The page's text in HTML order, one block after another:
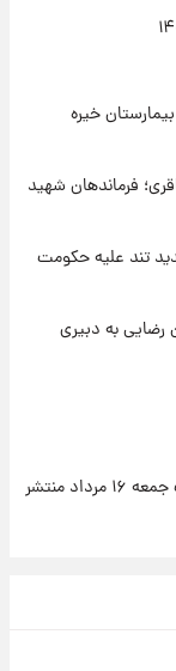
۱۴۰۵
دهک؛ جزئیات اعلام
خیره
فرماندهان شهید
تند علیه حکومت
رضایی به دبیری
قیمت خودروهای سایپا تغییر کرد؛ لیست قیمت جمعه ۱۶ مرداد منتشر